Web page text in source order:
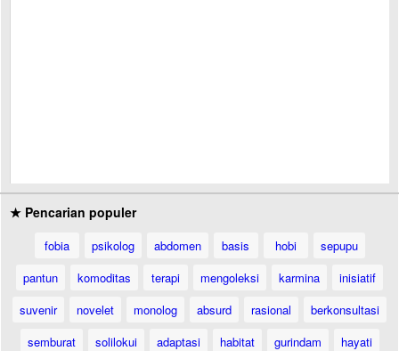
★ Pencarian populer
fobia psikolog abdomen basis hobi
sepupu
pantun
komoditas terapi mengoleksi karmina
inisiatif
suvenir
novelet monolog absurd rasional
berkonsultasi
semburat
solilokui adaptasi habitat gurindam
hayati